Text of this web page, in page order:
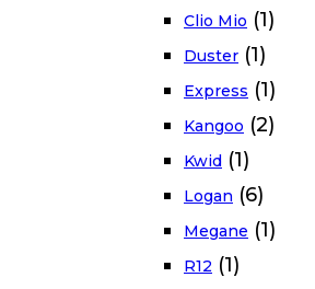
Clio Mio (1)
Duster (1)
Express (1)
Kangoo (2)
Kwid (1)
Logan (6)
Megane (1)
R12 (1)